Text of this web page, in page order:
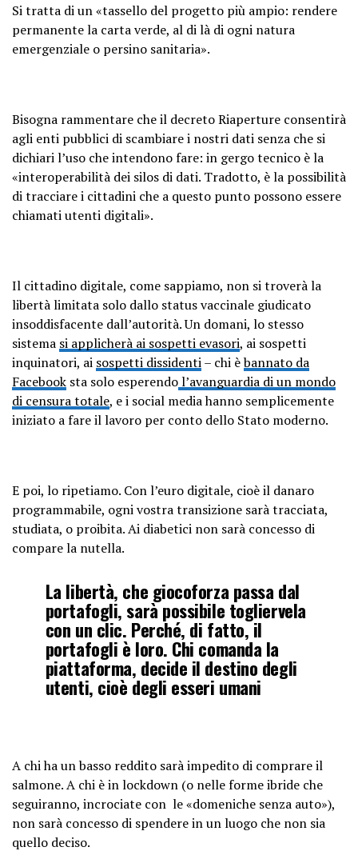
Si tratta di un «tassello del progetto più ampio: rendere
permanente la carta verde, al di là di ogni natura
emergenziale o persino sanitaria».
Bisogna rammentare che il decreto Riaperture consentirà
agli enti pubblici di scambiare i nostri dati senza che si
dichiari l’uso che intendono fare: in gergo tecnico è la
«interoperabilità dei silos di dati. Tradotto, è la possibilità
di tracciare i cittadini che a questo punto possono essere
chiamati utenti digitali».
Il cittadino digitale, come sappiamo, non si troverà la
libertà limitata solo dallo status vaccinale giudicato
insoddisfacente dall’autorità. Un domani, lo stesso
sistema si applicherà ai sospetti evasori, ai sospetti
inquinatori, ai sospetti dissidenti– chi èbannato da
Facebook sta solo esperendol’avanguardia di un mondo
di censura totale, e i social media hanno semplicemente
iniziato a fare il lavoro per conto dello Stato moderno.
E poi, lo ripetiamo. Con l’euro digitale, cioè il danaro
programmabile, ogni vostra transizione sarà tracciata,
studiata, o proibita. Ai diabetici non sarà concesso di
compare la nutella.
La libertà, che giocoforza passa dal
portafogli, sarà possibile togliervela
con un clic. Perché, di fatto, il
portafogli è loro. Chi comanda la
piattaforma, decide il destino degli
utenti, cioè degli esseri umani
A chi ha un basso reddito sarà impedito di comprare il
salmone. A chi è in lockdown (o nelle forme ibride che
seguiranno, incrociate con le «domeniche senza auto»),
non sarà concesso di spendere in un luogo che non sia
quello deciso.